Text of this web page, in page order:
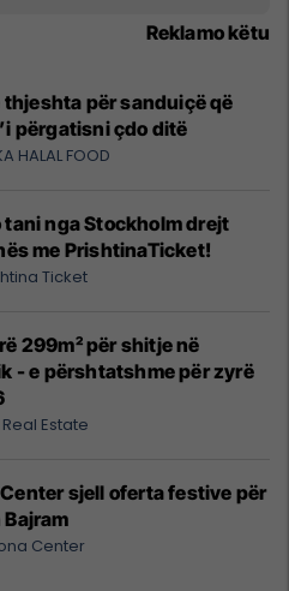
Reklamo këtu
thjeshta për sanduiçë që
përgatisni çdo ditë
HALAL FOOD
tani nga Stockholm drejt
me PrishtinaTicket!
Ticket
299m² për shitje në
- e përshtatshme për zyrë
Estate
sjell oferta festive për
Center